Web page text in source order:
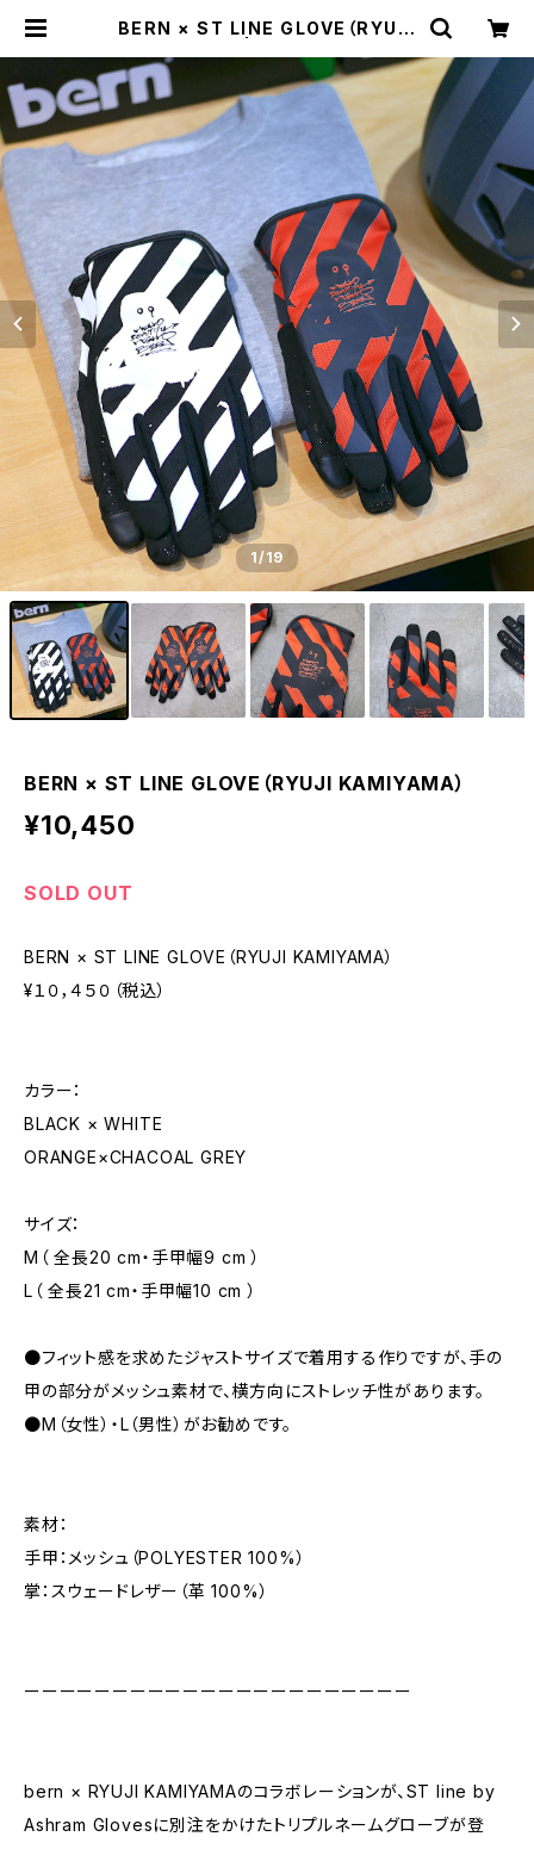
BERN × ST LINE GLOVE（RYUJI
- セントバレーハウス
1/19
BERN × ST LINE GLOVE（RYUJI KAMIYAMA）
¥10,450
SOLD OUT
BERN × ST LINE GLOVE（RYUJI KAMIYAMA）
¥１０，４５０（税込）
カラー：
BLACK × WHITE
ORANGE×CHACOAL GREY
サイズ：
M（ 全長20 cm・手甲幅9 cm ）
L（ 全長21 cm・手甲幅10 cm ）
●フィット感を求めたジャストサイズで着用する作りですが、手の
甲の部分がメッシュ素材で、横方向にストレッチ性があります。
●M（女性）・L（男性）がお勧めです。
素材：
手甲：メッシュ（POLYESTER 100%）
掌：スウェードレザー（革 100%）
ーーーーーーーーーーーーーーーーーーーーーー
bern × RYUJI KAMIYAMAのコラボレーションが、ST line by
Ashram Glovesに別注をかけたトリプルネームグローブが登